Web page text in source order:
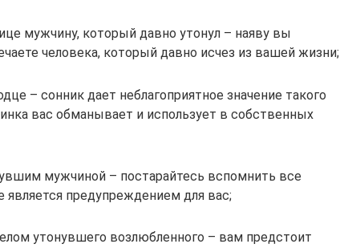
мужчину, который давно утонул – наяву вы
человека, который давно исчез из вашей жизни;
– сонник дает неблагоприятное значение такого
вас обманывает и использует в собственных
мужчиной – постарайтесь вспомнить все
является предупреждением для вас;
утонувшего возлюбленного – вам предстоит